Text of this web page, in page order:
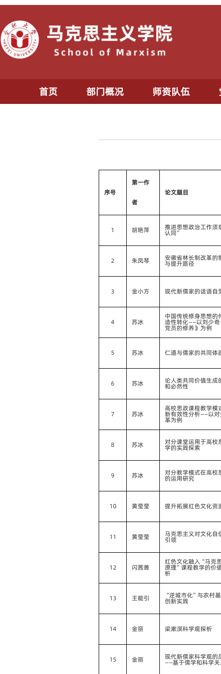
首页 部门概况 师资队伍
序号
第一作
者
论文题目
1 胡艳萍 推进思想政治工作须
认同”
2 朱凤琴 安徽省林长制改革的
与提升路径
3 金小方 现代新儒家的话语自
4 苏冰
中国传统修身思想的
造性转化——以刘少
党员的修养》为例
5 苏冰 仁道与儒家的共同体
6 苏冰 论人类共同价值生成
和必然性
7 苏冰
高校思政课程教学模
新有效性分析——以
革为例
8 苏冰 对分课堂运用于高校
学的实践探索
9 苏冰 对分教学模式在高校
的运用研究
10 黄莹莹 提升拓展红色文化资
11 黄莹莹 马克思主义对文化自
引领
12 闪茜菁
红色文化融入“马克
原理”课程教学的价
析
13 王能引 “逆城市化”与农村
创新实践
14 金丽 梁漱溟科学观探析
15 金丽 现代新儒家科学观的
——基于儒学和科学